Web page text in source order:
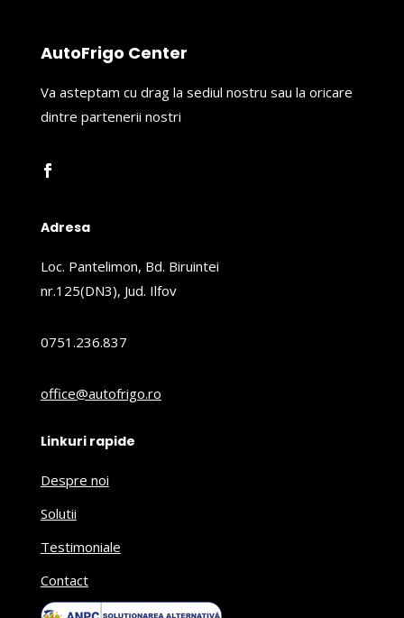
AutoFrigo Center
Va asteptam cu drag la sediul nostru sau la oricare
dintre partenerii nostri
Adresa
Loc. Pantelimon, Bd. Biruintei
nr.125(DN3), Jud. Ilfov
0751.236.837
office@autofrigo.ro
Linkuri rapide
Despre noi
Solutii
Testimoniale
Contact